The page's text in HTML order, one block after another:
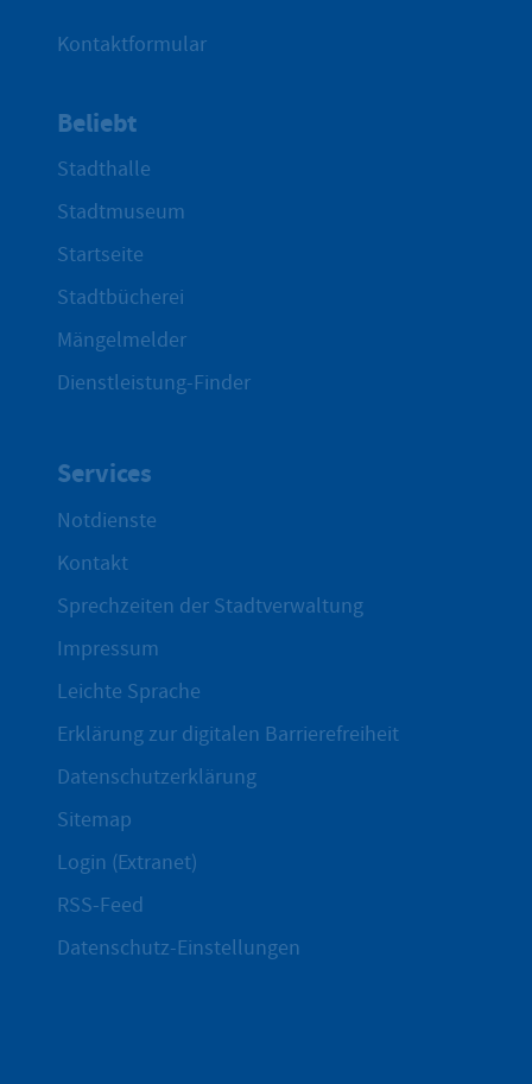
Kontaktformular
Beliebt
Stadthalle
Stadtmuseum
Startseite
Stadtbücherei
Mängelmelder
Dienstleistung-Finder
Services
Notdienste
Kontakt
Sprechzeiten der Stadtverwaltung
Impressum
Leichte Sprache
Erklärung zur digitalen Barrierefreiheit
Datenschutzerklärung
Sitemap
Login (Extranet)
RSS-Feed
Datenschutz-Einstellungen